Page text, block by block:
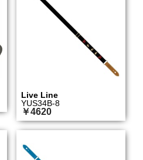
Live Line
YUS34B-8
￥4620